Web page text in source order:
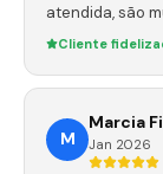
atendida, são
Cliente
M
Marcia
Jan 2026